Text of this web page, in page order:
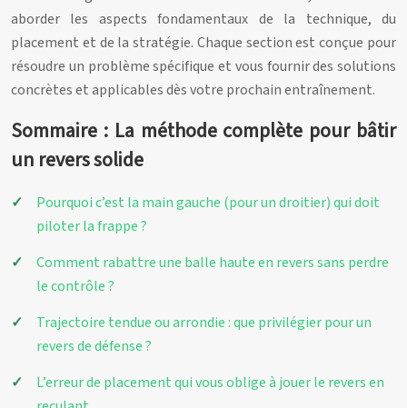
aborder les aspects fondamentaux de la technique, du
placement et de la stratégie. Chaque section est conçue pour
résoudre un problème spécifique et vous fournir des solutions
concrètes et applicables dès votre prochain entraînement.
Sommaire : La méthode complète pour bâtir
un revers solide
Pourquoi c’est la main gauche (pour un droitier) qui doit
piloter la frappe ?
Comment rabattre une balle haute en revers sans perdre
le contrôle ?
Trajectoire tendue ou arrondie : que privilégier pour un
revers de défense ?
L’erreur de placement qui vous oblige à jouer le revers en